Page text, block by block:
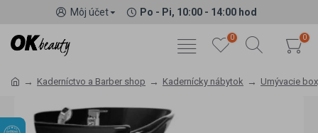
Môj účet Po - Pi, 10:00 - 14:00 hod
0 0
Kaderníctvo a Barber shop Kadernícky nábytok Umývacie